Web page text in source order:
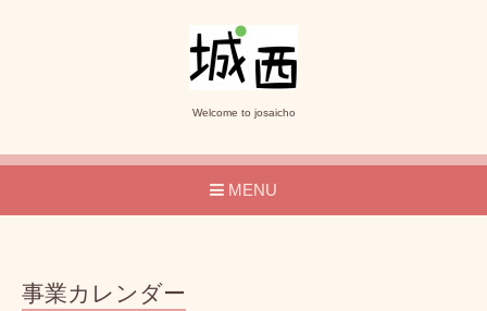
Welcome to josaicho
MENU
事業カレンダー